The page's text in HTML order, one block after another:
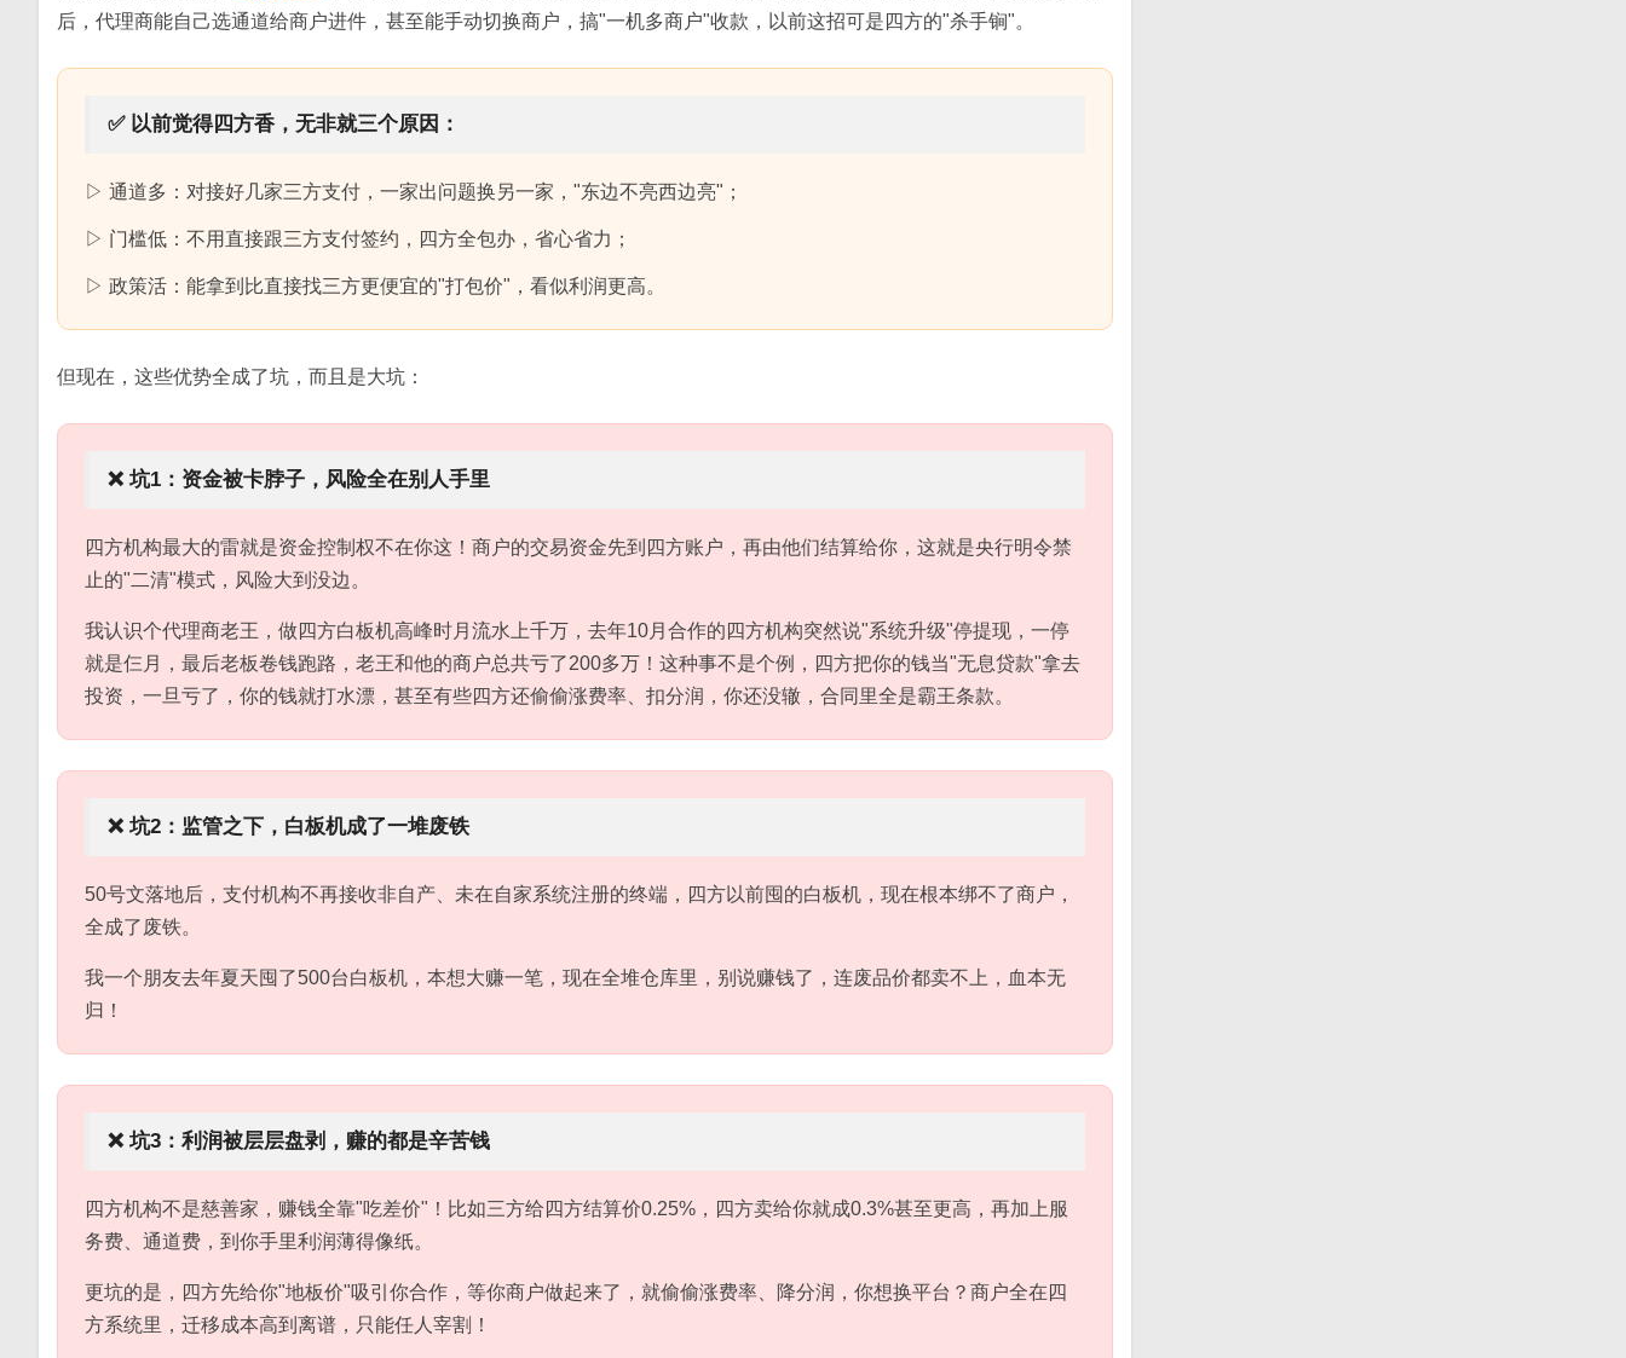
后，代理商能自己选通道给商户进件，甚至能手动切换商户，搞"一机多商户"收款，以前这招可是四方的"杀手锏"。
✅ 以前觉得四方香，无非就三个原因：
▷ 通道多：对接好几家三方支付，一家出问题换另一家，"东边不亮西边亮"；
▷ 门槛低：不用直接跟三方支付签约，四方全包办，省心省力；
▷ 政策活：能拿到比直接找三方更便宜的"打包价"，看似利润更高。
但现在，这些优势全成了坑，而且是大坑：
❌ 坑1：资金被卡脖子，风险全在别人手里
四方机构最大的雷就是资金控制权不在你这！商户的交易资金先到四方账户，再由他们结算给你，这就是央行明令禁
止的"二清"模式，风险大到没边。
我认识个代理商老王，做四方白板机高峰时月流水上千万，去年10月合作的四方机构突然说"系统升级"停提现，一停
就是仨月，最后老板卷钱跑路，老王和他的商户总共亏了200多万！这种事不是个例，四方把你的钱当"无息贷款"拿去
投资，一旦亏了，你的钱就打水漂，甚至有些四方还偷偷涨费率、扣分润，你还没辙，合同里全是霸王条款。
❌ 坑2：监管之下，白板机成了一堆废铁
50号文落地后，支付机构不再接收非自产、未在自家系统注册的终端，四方以前囤的白板机，现在根本绑不了商户，
全成了废铁。
我一个朋友去年夏天囤了500台白板机，本想大赚一笔，现在全堆仓库里，别说赚钱了，连废品价都卖不上，血本无
归！
❌ 坑3：利润被层层盘剥，赚的都是辛苦钱
四方机构不是慈善家，赚钱全靠"吃差价"！比如三方给四方结算价0.25%，四方卖给你就成0.3%甚至更高，再加上服
务费、通道费，到你手里利润薄得像纸。
更坑的是，四方先给你"地板价"吸引你合作，等你商户做起来了，就偷偷涨费率、降分润，你想换平台？商户全在四
方系统里，迁移成本高到离谱，只能任人宰割！